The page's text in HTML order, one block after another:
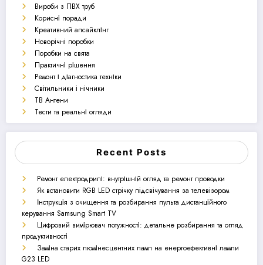
Вироби з ПВХ труб
Корисні поради
Креативний апсайклінг
Новорічні поробки
Поробки на свята
Практичні рішення
Ремонт і діагностика техніки
Світильники і нічники
ТВ Антени
Тести та реальні огляди
Recent Posts
Ремонт електродрилі: внутрішній огляд та ремонт проводки
Як встановити RGB LED стрічку підсвічування за телевізором
Інструкція з очищення та розбирання пульта дистанційного
керування Samsung Smart TV
Цифровий вимірювач потужності: детальне розбирання та огляд
продуктивності
Заміна старих люмінесцентних ламп на енергоефективні лампи
G23 LED